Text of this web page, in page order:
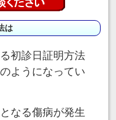
は
初診日証明方法
ようになってい
なる傷病が発生